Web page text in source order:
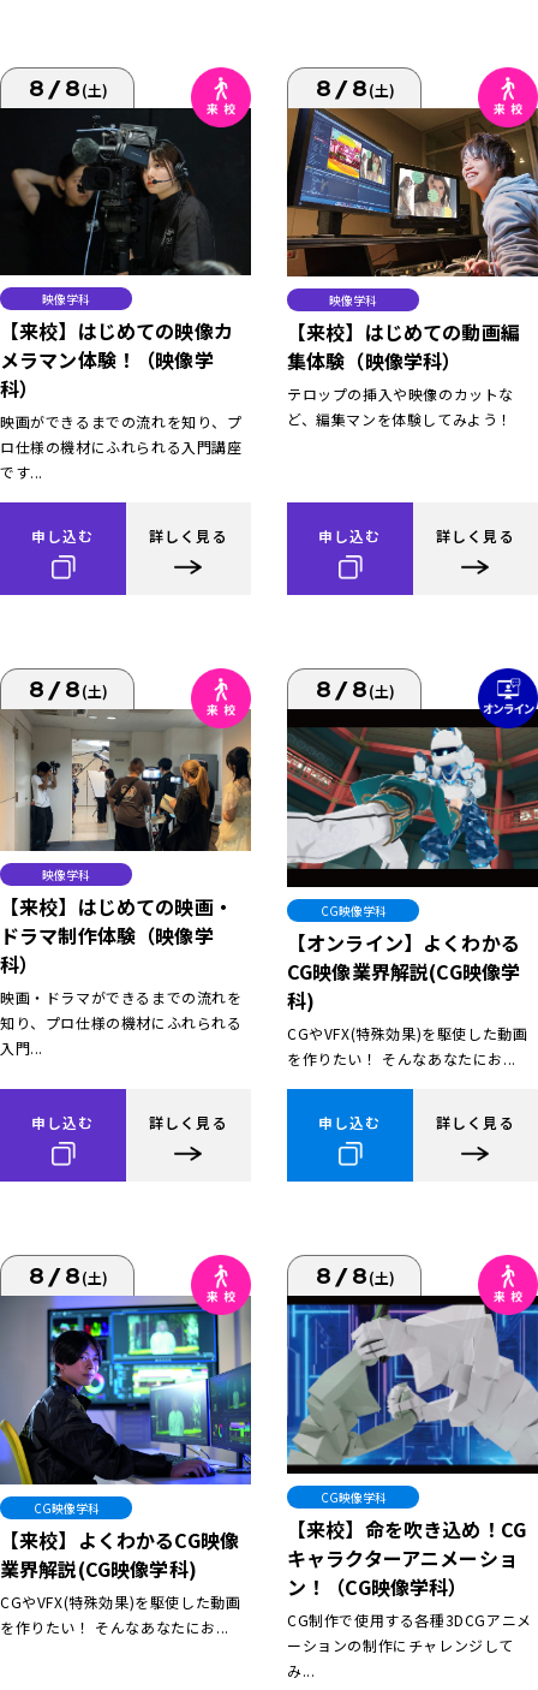
8/8(土)
映像学科
【来校】はじめての映像カ
メラマン体験！（映像学
科）
映画ができるまでの流れを知り、プ
ロ仕様の機材にふれられる入門講座
です...
申し込む 詳しく見る
8/8(土)
映像学科
【来校】はじめての動画編
集体験（映像学科）
テロップの挿入や映像のカットな
ど、編集マンを体験してみよう！
申し込む 詳しく見る
8/8(土)
映像学科
【来校】はじめての映画・
ドラマ制作体験（映像学
科）
映画・ドラマができるまでの流れを
知り、プロ仕様の機材にふれられる
入門...
申し込む 詳しく見る
8/8(土)
CG映像学科
【オンライン】よくわかる
CG映像業界解説(CG映像学
科)
CGやVFX(特殊効果)を駆使した動画
を作りたい！ そんなあなたにお...
申し込む 詳しく見る
8/8(土)
CG映像学科
【来校】よくわかるCG映像
業界解説(CG映像学科)
CGやVFX(特殊効果)を駆使した動画
を作りたい！ そんなあなたにお...
8/8(土)
CG映像学科
【来校】命を吹き込め！CG
キャラクターアニメーショ
ン！（CG映像学科）
CG制作で使用する各種3DCGアニメ
ーションの制作にチャレンジして
み...